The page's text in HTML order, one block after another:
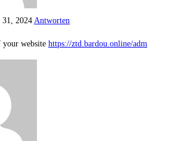
31, 2024 Antworten
your website https://ztd.bardou.online/adm